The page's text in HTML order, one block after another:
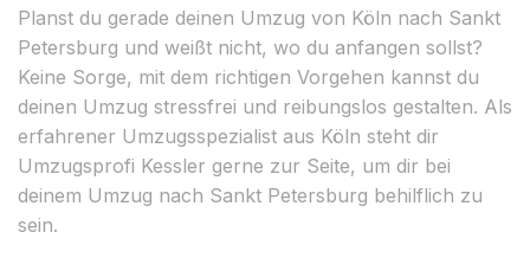
Planst du gerade deinen Umzug von Köln nach Sankt
Petersburg und weißt nicht, wo du anfangen sollst?
Keine Sorge, mit dem richtigen Vorgehen kannst du
deinen Umzug stressfrei und reibungslos gestalten. Als
erfahrener Umzugsspezialist aus Köln steht dir
Umzugsprofi Kessler gerne zur Seite, um dir bei
deinem Umzug nach Sankt Petersburg behilflich zu
sein.